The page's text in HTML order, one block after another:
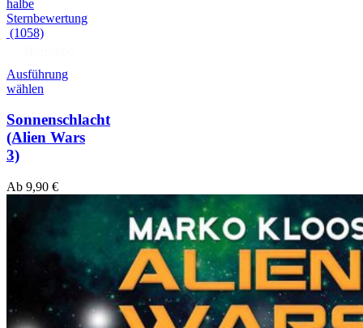
(1058)
Ausführung
wählen
Sonnenschlacht
(Alien Wars
3)
Ab 9,90 €